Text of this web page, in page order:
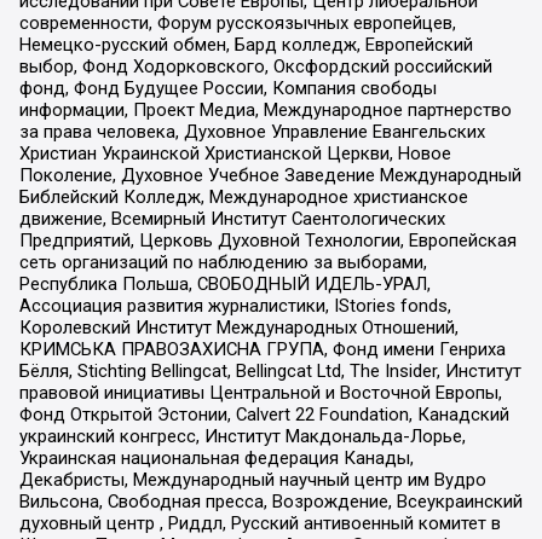
современности, Форум русскоязычных европейцев,
Немецко-русский обмен, Бард колледж, Европейский
выбор, Фонд Ходорковского, Оксфордский российский
фонд, Фонд Будущее России, Компания свободы
информации, Проект Медиа, Международное партнерство
за права человека, Духовное Управление Евангельских
Христиан Украинской Христианской Церкви, Новое
Поколение, Духовное Учебное Заведение Международный
Библейский Колледж, Международное христианское
движение, Всемирный Институт Саентологических
Предприятий, Церковь Духовной Технологии, Европейская
сеть организаций по наблюдению за выборами,
Республика Польша, СВОБОДНЫЙ ИДЕЛЬ-УРАЛ,
Ассоциация развития журналистики, IStories fonds,
Королевский Институт Международных Отношений,
КРИМСЬКА ПРАВОЗАХИСНА ГРУПА, Фонд имени Генриха
Бёлля, Stichting Bellingcat, Bellingcat Ltd, The Insider, Институт
правовой инициативы Центральной и Восточной Европы,
Фонд Открытой Эстонии, Calvert 22 Foundation, Канадский
украинский конгресс, Институт Макдональда-Лорье,
Украинская национальная федерация Канады,
Декабристы, Международный научный центр им Вудро
Вильсона, Свободная пресса, Возрождение, Всеукраинский
духовный центр , Риддл, Русский антивоенный комитет в